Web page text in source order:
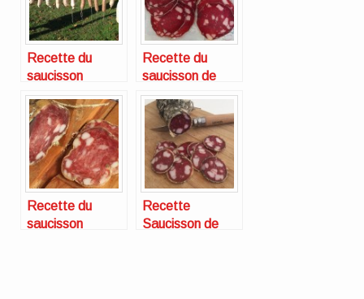
Recette du
saucisson
maison
(variante)
Recette du
saucisson de
Lyon
Recette du
saucisson
Recette
Saucisson de